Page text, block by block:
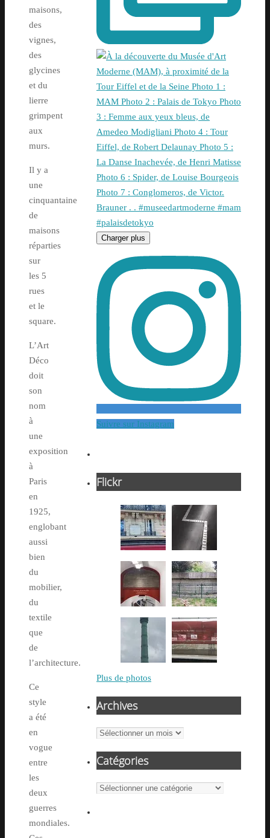
maisons,
des
vignes,
des
glycines
et du
lierre
grimpent
aux
murs.
Il y a
une
cinquantaine
de
maisons
réparties
sur
les 5
rues
et le
square.
L’Art
Déco
doit
son
nom
à
une
exposition
à
Paris
en
1925,
englobant
aussi
bien
du
mobilier,
du
textile
que
de
l’architecture.
Ce
style
a été
en
vogue
entre
les
deux
guerres
mondiales.
Charger plus
Suivre sur Instagram
Flickr
Plus de photos
Archives
Archives
Catégories
Catégories